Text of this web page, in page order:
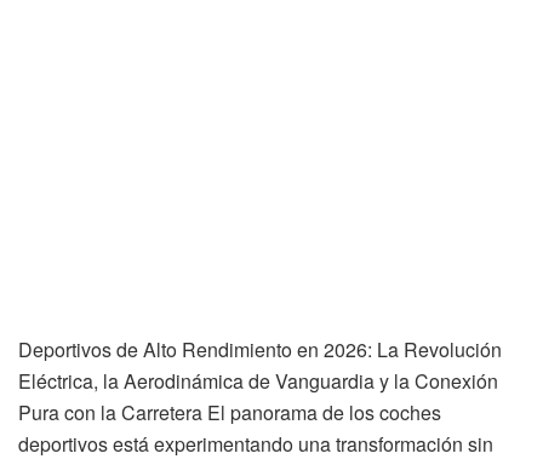
Deportivos de Alto Rendimiento en 2026: La Revolución
Eléctrica, la Aerodinámica de Vanguardia y la Conexión
Pura con la Carretera El panorama de los coches
deportivos está experimentando una transformación sin